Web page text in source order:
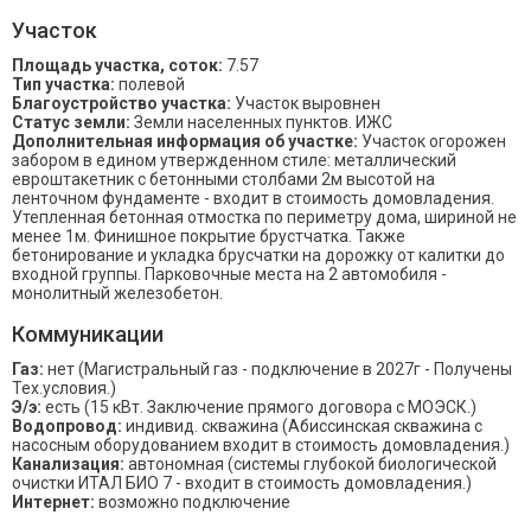
Участок
Площадь участка, соток: 7.57
Тип участка: полевой
Благоустройство участка: Участок выровнен
Статус земли: Земли населенных пунктов. ИЖС
Дополнительная информация об участке: Участок огорожен
забором в едином утвержденном стиле: металлический
евроштакетник с бетонными столбами 2м высотой на
ленточном фундаменте - входит в стоимость домовладения.
Утепленная бетонная отмостка по периметру дома, шириной не
менее 1м. Финишное покрытие брустчатка. Также
бетонирование и укладка брусчатки на дорожку от калитки до
входной группы. Парковочные места на 2 автомобиля -
монолитный железобетон.
Коммуникации
Газ: нет (Магистральный газ - подключение в 2027г - Получены
Тех.условия.)
Э/э: есть (15 кВт. Заключение прямого договора с МОЭСК.)
Водопровод: индивид. скважина (Абиссинская скважина с
насосным оборудованием входит в стоимость домовладения.)
Канализация: автономная (системы глубокой биологической
очистки ИТАЛ БИО 7 - входит в стоимость домовладения.)
Интернет: возможно подключение